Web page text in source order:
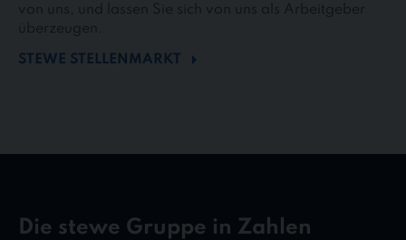
von uns, und lassen Sie sich von uns als Arbeitgeber
überzeugen.
STEWE STELLENMARKT
Die stewe Gruppe in Zahlen